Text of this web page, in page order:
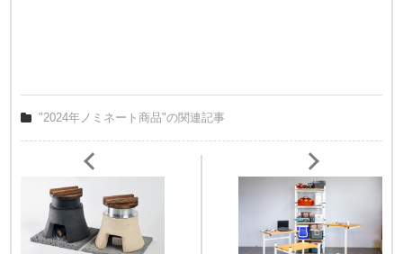
"2024年ノミネート商品"の関連記事